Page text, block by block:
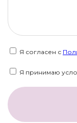
Я согласен с
Я принимаю